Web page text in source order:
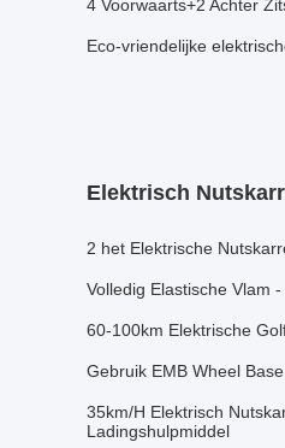
4 Voorwaarts+2 Achter
Eco-vriendelijke
Elektrisch
2 het Elektrische
Volledig Elastische Vlam
60-100km Elektrische
Gebruik EMB Wheel
35km/H Elektrisch
Ladingshulpmiddel